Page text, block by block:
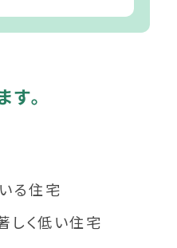
。
る住宅
く低い住宅